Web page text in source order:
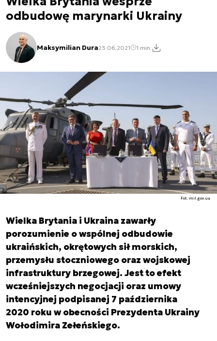
odbudowę marynarki Ukrainy
Maksymilian Dura23.06.2021 1 min.
Fot. mil.gov.ua
Wielka Brytania i Ukraina zawarły
porozumienie o wspólnej odbudowie
ukraińskich, okrętowych sił morskich,
przemysłu stoczniowego oraz wojskowej
infrastruktury brzegowej. Jest to efekt
wcześniejszych negocjacji oraz umowy
intencyjnej podpisanej 7 października
2020 roku w obecności Prezydenta Ukrainy
Wołodimira Zełeńskiego.